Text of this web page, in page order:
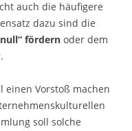
auch die häufigere
dazu sind die
fördern oder dem
einen Vorstoß machen
soll solche